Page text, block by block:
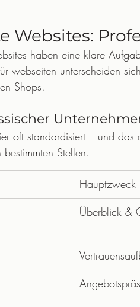
Websites:
haben eine klare
webseiten unterscheiden
Shops.
oft standardisiert – und
Stellen.
Hauptzweck
Überblick &